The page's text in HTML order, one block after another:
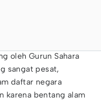
oleh Gurun Sahara
sangat pesat,
daftar negara
karena bentang alam